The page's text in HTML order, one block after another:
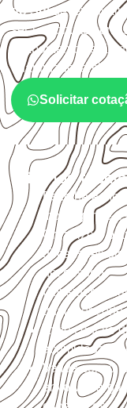
do Suldevem
será o contato com
acabamento serão
quantidade também
Solicitar
Critérios
Escolha a
montagem e
Organize o
dimensões
necessário.
Considere
qualquer
Evite contato
acumulada e
Valide com o
envolva